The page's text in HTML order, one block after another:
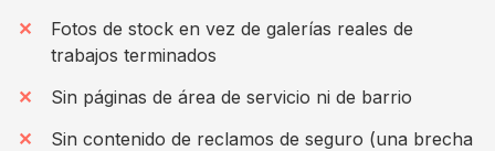
Fotos de stock en vez de galerías reales de
trabajos terminados
Sin páginas de área de servicio ni de barrio
Sin contenido de reclamos de seguro (una brecha